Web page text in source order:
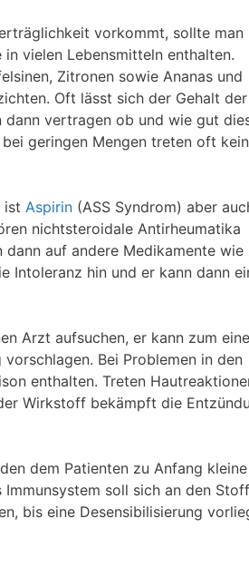
vorkommt, sollte man
vielen Lebensmitteln enthalten.
Zitronen sowie Ananas und
Oft lässt sich der Gehalt der
vertragen ob und wie gut
geringen Mengen treten oft
ist Aspirin (ASS Syndrom) aber
nichtsteroidale Antirheumatika
auf andere Medikamente wie
Intoleranz hin und er kann dann
Arzt aufsuchen, er kann zum
Bei Problemen in den
enthalten. Treten
Wirkstoff bekämpft die
dem Patienten zu Anfang kleine
soll sich an den Stoff
bis eine Desensibilisierung